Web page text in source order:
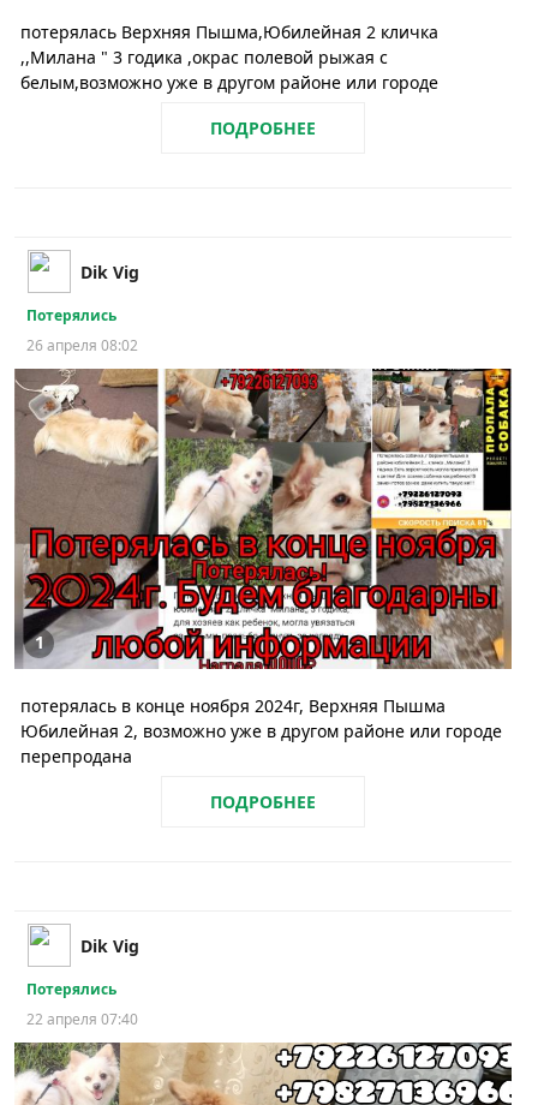
потерялась Верхняя Пышма,Юбилейная 2 кличка
,,Милана " 3 годика ,окрас полевой рыжая с
белым,возможно уже в другом районе или городе
ПОДРОБНЕЕ
Dik Vig
Потерялись
26 апреля 08:02
1
потерялась в конце ноября 2024г, Верхняя Пышма
Юбилейная 2, возможно уже в другом районе или городе
перепродана
ПОДРОБНЕЕ
Dik Vig
Потерялись
22 апреля 07:40